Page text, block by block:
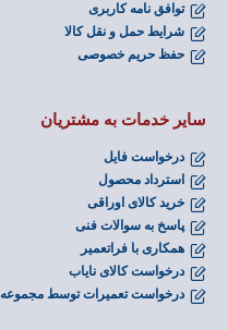
توافق نامه کاربری
شرایط حمل و نقل کالا
حفظ حریم خصوصی
سایر خدمات به مشتریان
درخواست فایل
استرداد محصول
خرید کالای اوراقی
پاسخ به سوالات فنی
همکاری با فراتعمیر
درخواست کالای نایاب
درخواست تعمیرات توسط مجموعه